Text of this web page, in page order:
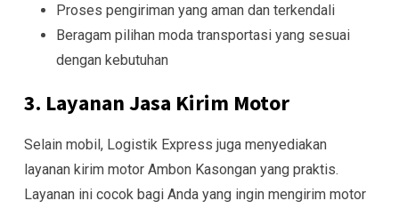
Proses pengiriman yang aman dan terkendali
Beragam pilihan moda transportasi yang sesuai
dengan kebutuhan
3. Layanan Jasa Kirim Motor
Selain mobil, Logistik Express juga menyediakan
layanan kirim motor Ambon Kasongan yang praktis.
Layanan ini cocok bagi Anda yang ingin mengirim motor